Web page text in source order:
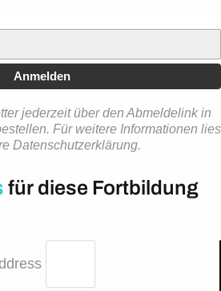
Anmelden
jederzeit über den Abmeldelink in
Für weitere Informationen lies
Datenschutzerklärung.
für diese Fortbildung